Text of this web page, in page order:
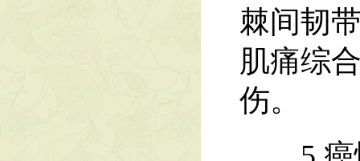
棘间韧
肌痛综
伤。